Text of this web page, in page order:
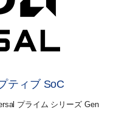
ティブ SoC
プライム シリーズ Gen